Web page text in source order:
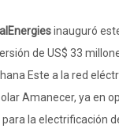
inauguró
de US$ 33
Este a la red
Amanecer, ya en
la electrificación